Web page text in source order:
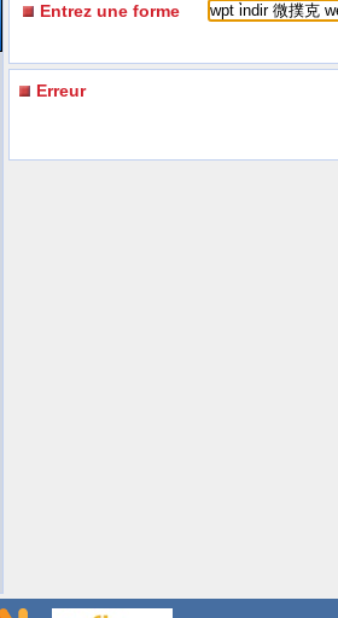
Entrez une forme
Erreur